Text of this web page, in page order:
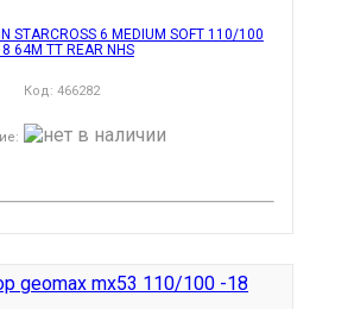
6 MEDIUM SOFT 110/100
64M TT REAR NHS
Код:466282
: